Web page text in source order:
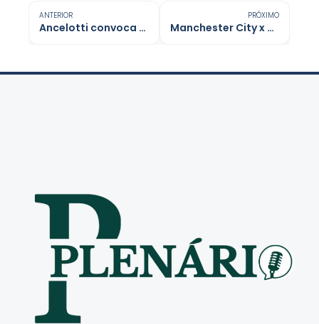
ANTERIOR
Ancelotti convoca Seleção Brasileira com foco em estreantes
PRÓXIMO
Manchester City x Real Madrid: onde assistir e escalações na Champions League